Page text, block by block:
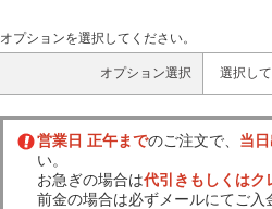
オプションを選択してください。
オプション選択 選択して
営業日 正午までのご注文で、 当
い。
お急ぎの場合は代引きもしくはク
前金の場合は必ずメールにてご入